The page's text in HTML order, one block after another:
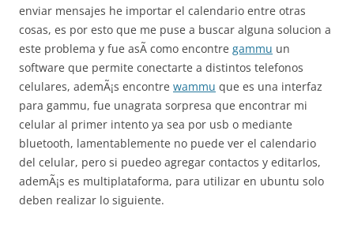
enviar mensajes he importar el calendario entre otras
cosas, es por esto que me puse a buscar alguna solucion a
este problema y fue asÃ­ como encontre gammu un
software que permite conectarte a distintos telefonos
celulares, ademÃ¡s encontre wammu que es una interfaz
para gammu, fue unagrata sorpresa que encontrar mi
celular al primer intento ya sea por usb o mediante
bluetooth, lamentablemente no puede ver el calendario
del celular, pero si puedeo agregar contactos y editarlos,
ademÃ¡s es multiplataforma, para utilizar en ubuntu solo
deben realizar lo siguiente.